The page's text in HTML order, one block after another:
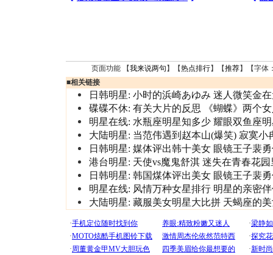
页面功能 【我来说两句 】【热点排行】【推荐】【字体
■相关链接
日韩明星: 小时的浜崎あゆみ 迷人微笑金
碟碟不休: 有关大片的反思
《蝴蝶》两个
明星在线: 水瓶座明星知多少 耀眼双鱼座
大陆明星: 当范伟遇到赵本山(爆笑) 寂寞小
日韩明星: 媒体评出韩十美女 眼镜王子裴
港台明星: 天使vs魔鬼舒淇 迷失在青春花园
日韩明星: 韩国煤体评出美女 眼镜王子裴
明星在线: 风情万种女星排行 明星的亲密
大陆明星: 藏服美女明星大比拼 天蝎座的